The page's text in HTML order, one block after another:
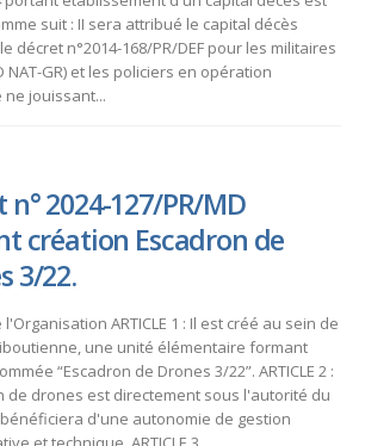
suit : II sera attribué le capital décès
décret n°2014-168/PR/DEF pour les militaires
NAT-GR) et les policiers en opération
jouissant...
n° 2024-127/PR/MD
création Escadron de
3/22.
l'Organisation ARTICLE 1 : Il est créé au sein de
une unité élémentaire formant
“Escadron de Drones 3/22”. ARTICLE 2 :
de drones est directement sous l'autorité du
bénéficiera d'une autonomie de gestion